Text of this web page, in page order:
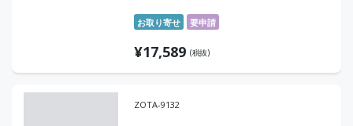
お取り寄せ 要申請
¥17,589 (税抜)
ZOTA-9132